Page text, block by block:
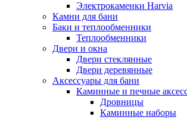
Электрокаменки Harvia
Камни для бани
Баки и теплообменники
Теплообменники
Двери и окна
Двери стеклянные
Двери деревянные
Аксессуары для бани
Каминные и печные
Дровницы
Каминные наборы